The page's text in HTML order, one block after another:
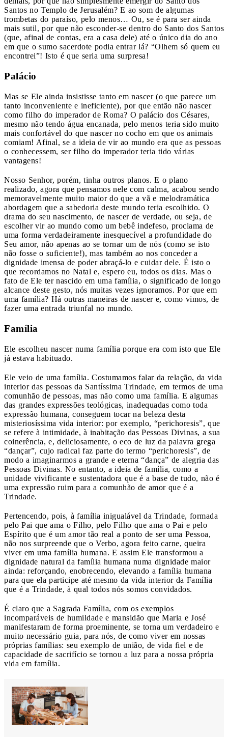
Santos no Templo de Jerusalém? E ao som de algumas
trombetas do paraíso, pelo menos… Ou, se é para ser ainda
mais sutil, por que não esconder-se dentro do Santo dos Santos
(que, afinal de contas, era a casa dele) até o único dia do ano
em que o sumo sacerdote podia entrar lá? “Olhem só quem eu
encontrei”! Isto é que seria uma surpresa!
Palácio
Mas se Ele ainda insistisse tanto em nascer (o que parece um
tanto inconveniente e ineficiente), por que então não nascer
como filho do imperador de Roma? O palácio dos Césares,
mesmo não tendo água encanada, pelo menos teria sido muito
mais confortável do que nascer no cocho em que os animais
comiam! Afinal, se a ideia de vir ao mundo era que as pessoas
o conhecessem, ser filho do imperador teria tido várias
vantagens!
Nosso Senhor, porém, tinha outros planos. E o plano
realizado, agora que pensamos nele com calma, acabou sendo
memoravelmente muito maior do que a vã e melodramática
abordagem que a sabedoria deste mundo teria escolhido. O
drama do seu nascimento, de nascer de verdade, ou seja, de
escolher vir ao mundo como um bebê indefeso, proclama de
uma forma verdadeiramente inesquecível a profundidade do
Seu amor, não apenas ao se tornar um de nós (como se isto
não fosse o suficiente!), mas também ao nos conceder a
dignidade imensa de poder abraçá-lo e cuidar dele. É isto o
que recordamos no Natal e, espero eu, todos os dias. Mas o
fato de Ele ter nascido em uma família, o significado de longo
alcance deste gesto, nós muitas vezes ignoramos. Por que em
uma família? Há outras maneiras de nascer e, como vimos, de
fazer uma entrada triunfal no mundo.
Família
Ele escolheu nascer numa família porque era com isto que Ele
já estava habituado.
Ele veio de uma família. Costumamos falar da relação, da vida
interior das pessoas da Santíssima Trindade, em termos de uma
comunhão de pessoas, mas não como uma família. E algumas
das grandes expressões teológicas, inadequadas como toda
expressão humana, conseguem tocar na beleza desta
misteriosíssima vida interior: por exemplo, “perichoresis”, que
se refere à intimidade, à inabitação das Pessoas Divinas, a sua
coinerência, e, deliciosamente, o eco de luz da palavra grega
“dançar”, cujo radical faz parte do termo “perichoresis”, de
modo a imaginarmos a grande e eterna “dança” de alegria das
Pessoas Divinas. No entanto, a ideia de família, como a
unidade vivificante e sustentadora que é a base de tudo, não é
uma expressão ruim para a comunhão de amor que é a
Trindade.
Pertencendo, pois, à família inigualável da Trindade, formada
pelo Pai que ama o Filho, pelo Filho que ama o Pai e pelo
Espírito que é um amor tão real a ponto de ser uma Pessoa,
não nos surpreende que o Verbo, agora feito carne, queira
viver em uma família humana. E assim Ele transformou a
dignidade natural da família humana numa dignidade maior
ainda: reforçando, enobrecendo, elevando a família humana
para que ela participe até mesmo da vida interior da Família
que é a Trindade, à qual todos nós somos convidados.
É claro que a Sagrada Família, com os exemplos
incomparáveis de humildade e mansidão que Maria e José
manifestaram de forma proeminente, se torna um verdadeiro e
muito necessário guia, para nós, de como viver em nossas
próprias famílias: seu exemplo de união, de vida fiel e de
capacidade de sacrifício se tornou a luz para a nossa própria
vida em família.